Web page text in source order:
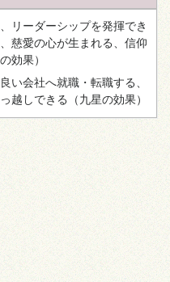
リーダーシップを発揮でき
慈愛の心が生まれる、信仰
効果）
い会社へ就職・転職する、
越しできる （九星の効果）